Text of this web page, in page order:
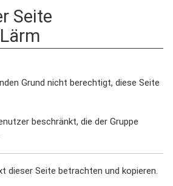
Seite
Grund nicht berechtigt, diese Seite
beschränkt, die der Gruppe
dieser Seite betrachten und kopieren.